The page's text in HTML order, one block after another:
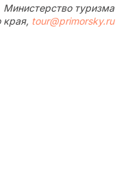
Министерство туризма
края, tour@primorsky.ru